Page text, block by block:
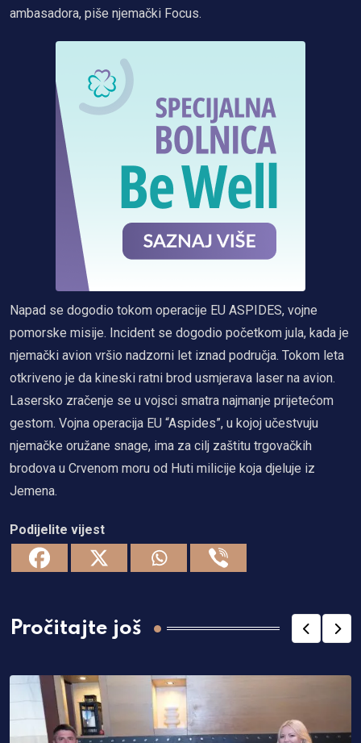
ambasadora, piše njemački Focus.
Napad se dogodio tokom operacije EU ASPIDES, vojne
pomorske misije. Incident se dogodio početkom jula, kada je
njemački avion vršio nadzorni let iznad područja. Tokom leta
otkriveno je da kineski ratni brod usmjerava laser na avion.
Lasersko zračenje se u vojsci smatra najmanje prijetećom
gestom. Vojna operacija EU “Aspides”, u kojoj učestvuju
njemačke oružane snage, ima za cilj zaštitu trgovačkih
brodova u Crvenom moru od Huti milicije koja djeluje iz
Jemena.
Podijelite vijest
Pročitajte još